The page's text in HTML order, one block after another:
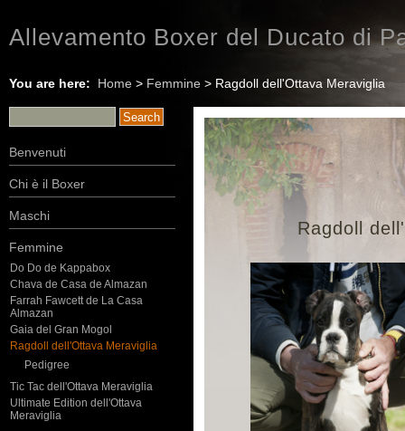
Allevamento Boxer del Ducato di
You are here: Home > Femmine > Ragdoll dell'Ottava Meraviglia
Benvenuti
Chi è il Boxer
Maschi
Femmine
Do Do de Kappabox
Chava de Casa de Almazan
Farrah Fawcett de La Casa
Almazan
Gaia del Gran Mogol
Ragdoll dell'Ottava Meraviglia
Pedigree
Tic Tac dell'Ottava Meraviglia
Ultimate Edition dell'Ottava
Meraviglia
Ragdoll